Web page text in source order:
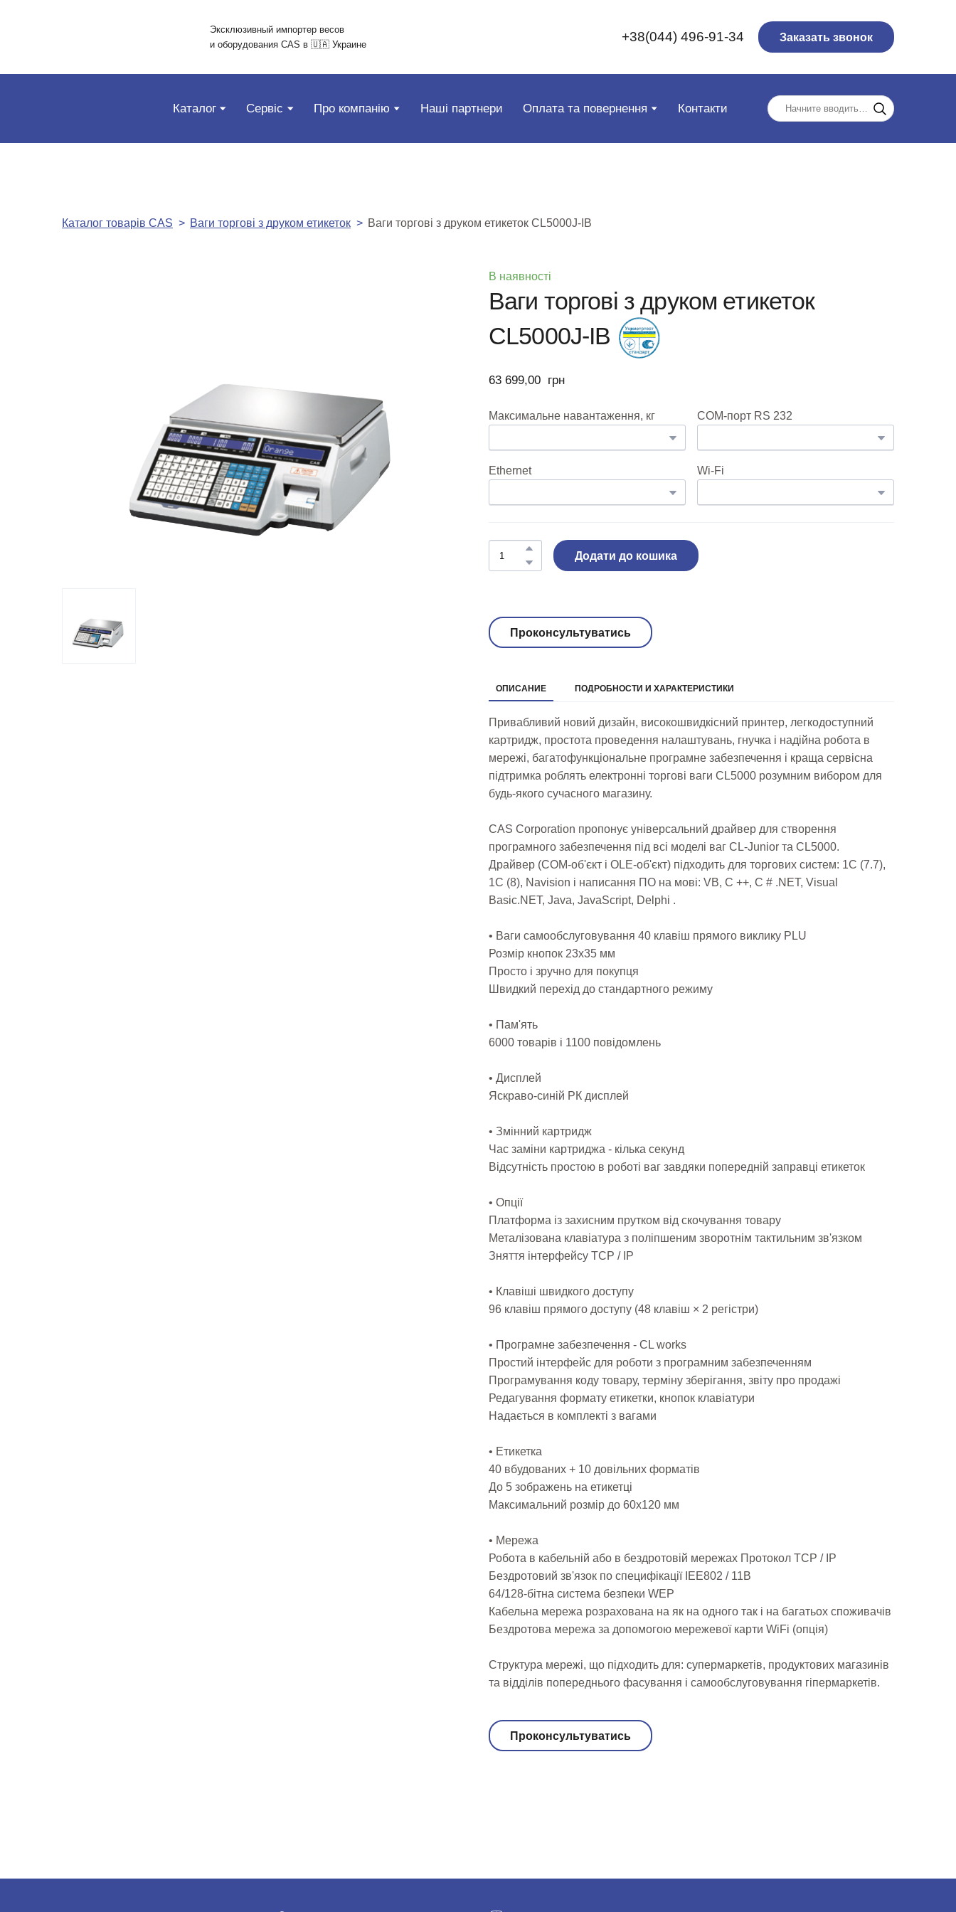
Эксклюзивный импортер весов
и оборудования CAS в 🇺🇦 Украине
+38(044) 496-91-34 Заказать звонок
Каталог Сервіс Про компанію Наші партнери Оплата та повернення Контакти
Каталог товарів CAS Ваги торгові з друком етикеток Ваги торгові з друком етикеток CL5000J-IB
В наявності
Ваги торгові з друком етикеток
CL5000J-IB
63 699,00  грн
Максимальне навантаження, кг COM-порт RS 232
Ethernet Wi-Fi
Додати до кошика
Проконсультуватись
ОПИСАНИЕ ПОДРОБНОСТИ И ХАРАКТЕРИСТИКИ
Привабливий новий дизайн, високошвидкісний принтер, легкодоступний
картридж, простота проведення налаштувань, гнучка і надійна робота в
мережі, багатофункціональне програмне забезпечення і краща сервісна
підтримка роблять електронні торгові ваги CL5000 розумним вибором для
будь-якого сучасного магазину.
CAS Corporation пропонує універсальний драйвер для створення
програмного забезпечення під всі моделі ваг CL-Junior та CL5000.
Драйвер (COM-об'єкт і OLE-об'єкт) підходить для торгових систем: 1С (7.7),
1С (8), Navision і написання ПО на мові: VB, C ++, C # .NET, Visual
Basic.NET, Java, JavaScript, Delphi .
• Ваги самообслуговування 40 клавіш прямого виклику PLU
Розмір кнопок 23х35 мм
Просто і зручно для покупця
Швидкий перехід до стандартного режиму
• Пам'ять
6000 товарів і 1100 повідомлень
• Дисплей
Яскраво-синій РК дисплей
• Змінний картридж
Час заміни картриджа - кілька секунд
Відсутність простою в роботі ваг завдяки попередній заправці етикеток
• Опції
Платформа із захисним прутком від скочування товару
Металізована клавіатура з поліпшеним зворотнім тактильним зв'язком
Зняття інтерфейсу TCP / IP
• Клавіші швидкого доступу
96 клавіш прямого доступу (48 клавіш × 2 регістри)
• Програмне забезпечення - CL works
Простий інтерфейс для роботи з програмним забезпеченням
Програмування коду товару, терміну зберігання, звіту про продажі
Редагування формату етикетки, кнопок клавіатури
Надається в комплекті з вагами
• Етикетка
40 вбудованих + 10 довільних форматів
До 5 зображень на етикетці
Максимальний розмір до 60х120 мм
• Мережа
Робота в кабельній або в бездротовій мережах Протокол TCP / IP
Бездротовий зв'язок по специфікації IEE802 / 11B
64/128-бітна система безпеки WEP
Кабельна мережа розрахована на як на одного так і на багатьох споживачів
Бездротова мережа за допомогою мережевої карти WiFi (опція)
Структура мережі, що підходить для: супермаркетів, продуктових магазинів
та відділів попереднього фасування і самообслуговування гіпермаркетів.
Проконсультуватись